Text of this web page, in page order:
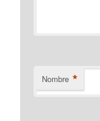
Nombre *